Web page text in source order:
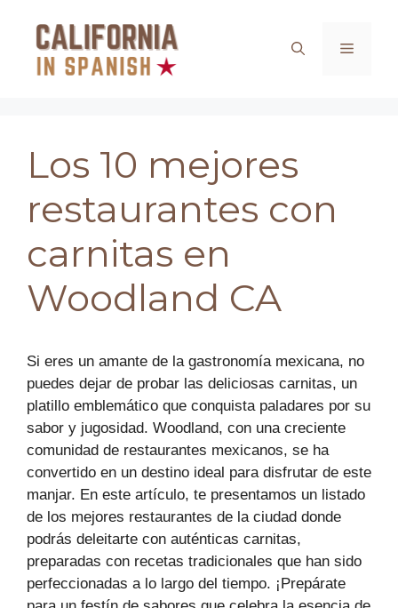
contenido
Menú
Los 10 mejores
restaurantes con
carnitas en
Woodland CA
Si eres un amante de la gastronomía mexicana, no
puedes dejar de probar las deliciosas carnitas, un
platillo emblemático que conquista paladares por su
sabor y jugosidad. Woodland, con una creciente
comunidad de restaurantes mexicanos, se ha
convertido en un destino ideal para disfrutar de este
manjar. En este artículo, te presentamos un listado
de los mejores restaurantes de la ciudad donde
podrás deleitarte con auténticas carnitas,
preparadas con recetas tradicionales que han sido
perfeccionadas a lo largo del tiempo. ¡Prepárate